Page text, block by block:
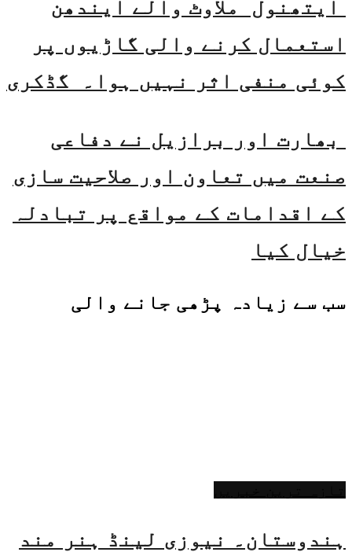
ایتھنول ملاوٹ والے ایندھن
استعمال کرنے والی گاڑیوں پر
کوئی منفی اثر نہیں ہوا۔ گڈکری
بھارت اور برازیل نے دفاعی
صنعت میں تعاون اور صلاحیت سازی
کے اقدامات کے مواقع پر تبادلہ
خیال کیا
سب سے زیادہ پڑھی جانے والی
ہندوستان۔ نیوزی لینڈ ہنر مند